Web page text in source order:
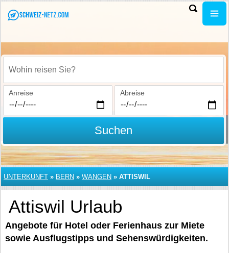
Wohin reisen Sie?
Anreise Abreise
Suchen
UNTERKUNFT » BERN » WANGEN » ATTISWIL
Attiswil Urlaub
Angebote für Hotel oder Ferienhaus zur Miete
sowie Ausflugstipps und Sehenswürdigkeiten.